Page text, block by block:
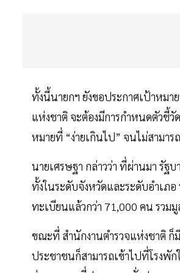
ทั้งนี้นายกฯ ยังขอประกาศเป้าหมา
แห่งชาติ จะต้องมีการกำหนดตัวชี้วั
หมายที่ “ง่ายเกินไป” จนไม่สามา
นายเศรษฐา กล่าวว่า ที่ผ่านมา รัฐ
ทั้งในระดับจังหวัดและระดับอำเภ
ทะเบียนแล้วกว่า 71,000 คน รวม
ขณะที่ สำนักงานตำรวจแห่งชาติ ก็
ประชาชนก็สามารถเข้าไปที่โรงพั